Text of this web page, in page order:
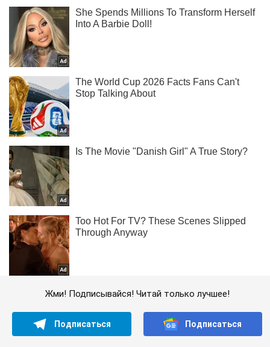
Жми! Подписывайся! Читай только лучшее!
Подписаться Подписаться